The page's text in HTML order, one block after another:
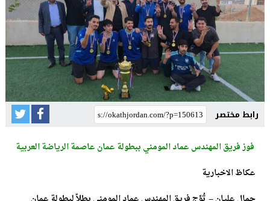
رابط مختصر
فوز فريق المهندس عماد المومني ببطولة عمان عاصمة الرياضة العربية
عكاظ الاخبارية